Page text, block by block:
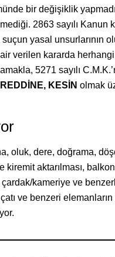
bir değişiklik
2863 sayılı Kanun
yasal unsurlarının
verilen kararda
5271 sayılı
KESİN olmak
oluk, dere, doğrama,
kiremit aktarılması,
kameriye ve
ve benzeri